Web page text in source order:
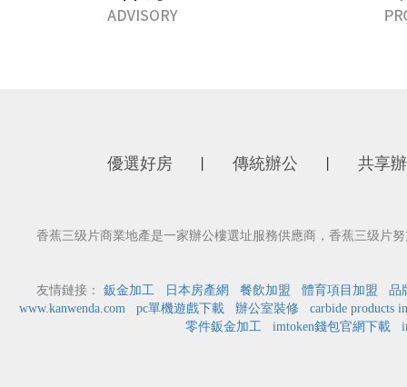
優選好房 傳統辦公 共享
香蕉三级片商業地產是一家辦公樓選址服務供應商，香蕉三级片努
友情鏈接： 鈑金加工 日本房產網 餐飲加盟 體育項目加盟
品
www.kanwenda.com
pc單機遊戲下載 辦公室裝修
carbide products
零件鈑金加工
imtoken錢包官網下載